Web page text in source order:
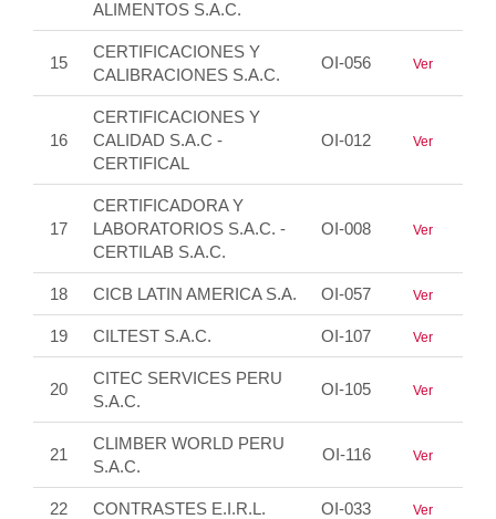
ALIMENTOS S.A.C.
15
CERTIFICACIONES Y
CALIBRACIONES S.A.C.
OI-056 Ver
16
CERTIFICACIONES Y
CALIDAD S.A.C -
CERTIFICAL
OI-012 Ver
17
CERTIFICADORA Y
LABORATORIOS S.A.C. -
CERTILAB S.A.C.
OI-008 Ver
18 CICB LATIN AMERICA S.A. OI-057 Ver
19 CILTEST S.A.C. OI-107 Ver
20
CITEC SERVICES PERU
S.A.C.
OI-105 Ver
21
CLIMBER WORLD PERU
S.A.C.
OI-116 Ver
22 CONTRASTES E.I.R.L. OI-033 Ver